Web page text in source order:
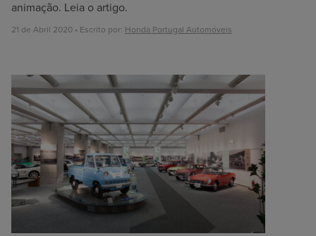
animação. Leia o artigo.
21 de Abril 2020 • Escrito por: Honda Portugal Automóveis